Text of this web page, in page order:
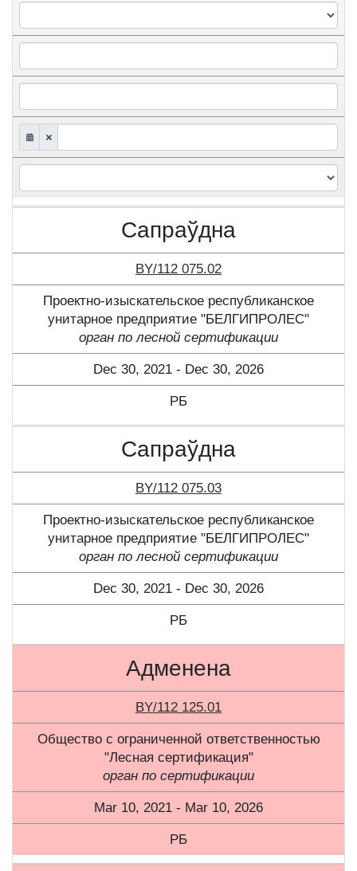
Сапраўдна
BY/112 075.02
Проектно-изыскательское республиканское
унитарное предприятие "БЕЛГИПРОЛЕС"
орган по лесной сертификации
Dec 30, 2021 - Dec 30, 2026
РБ
Сапраўдна
BY/112 075.03
Проектно-изыскательское республиканское
унитарное предприятие "БЕЛГИПРОЛЕС"
орган по лесной сертификации
Dec 30, 2021 - Dec 30, 2026
РБ
Адменена
BY/112 125.01
Общество с ограниченной ответственностью
"Лесная сертификация"
орган по сертификации
Mar 10, 2021 - Mar 10, 2026
РБ